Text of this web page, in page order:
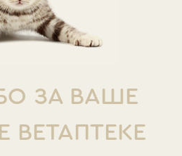
ЗА ВАШЕ
ВЕТАПТЕКЕ